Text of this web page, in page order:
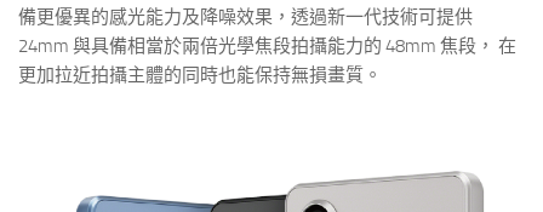
備更優異的感光能力及降噪效果，透過新一代技術可提供
24mm 與具備相當於兩倍光學焦段拍攝能力的 48mm 焦段， 在
更加拉近拍攝主體的同時也能保持無損畫質。